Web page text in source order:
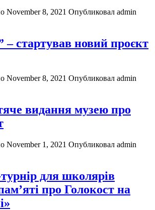
November 8, 2021 Опубликовал admin
– стартував новий проєкт
November 8, 2021 Опубликовал admin
видання музею про
November 1, 2021 Опубликовал admin
для школярів
про Голокост на